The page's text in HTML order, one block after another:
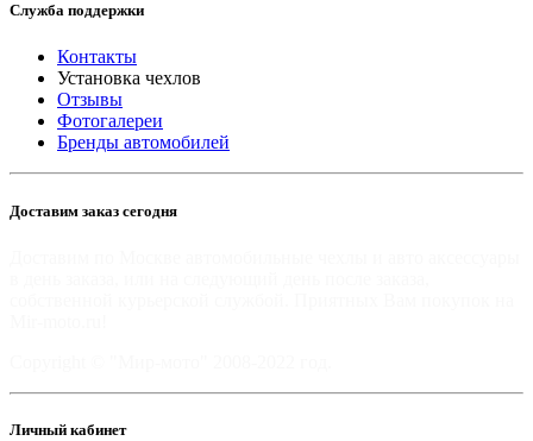
Служба поддержки
Контакты
Установка чехлов
Отзывы
Фотогалереи
Бренды автомобилей
Доставим заказ сегодня
Личный кабинет